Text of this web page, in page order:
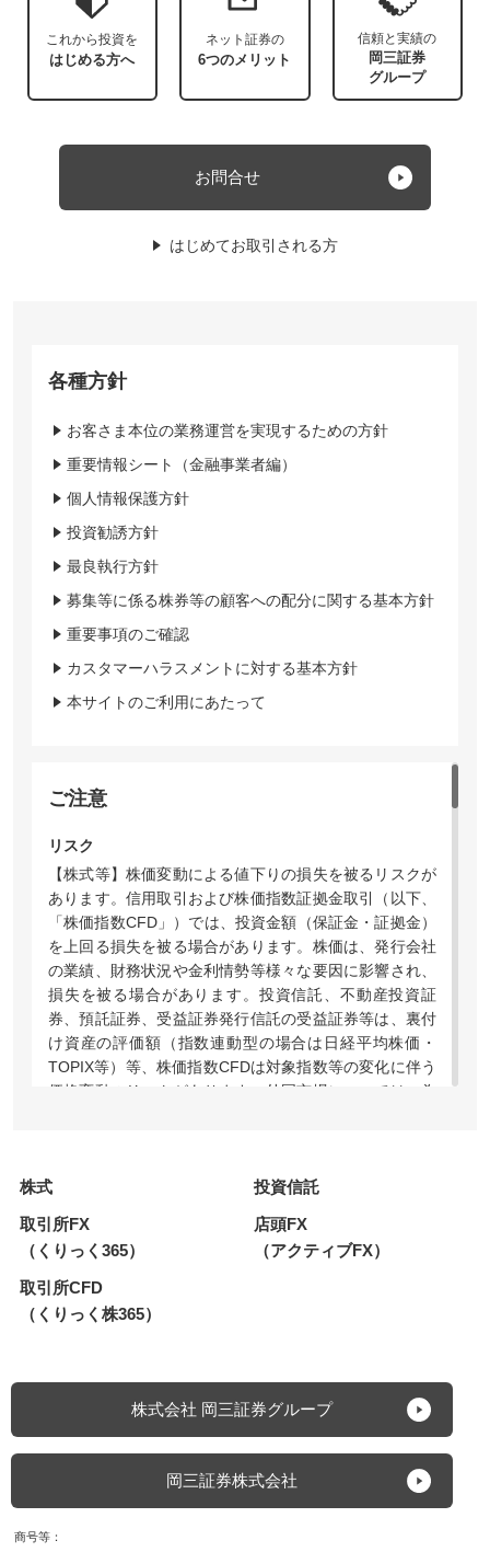
これから投資を
はじめる方へ
ネット証券の
6つのメリット
信頼と実績の
岡三証券
グループ
お問合せ
はじめてお取引される方
各種方針
お客さま本位の業務運営を実現するための方針
重要情報シート（金融事業者編）
個人情報保護方針
投資勧誘方針
最良執行方針
募集等に係る株券等の顧客への配分に関する基本方針
重要事項のご確認
カスタマーハラスメントに対する基本方針
本サイトのご利用にあたって
ご注意
リスク
【株式等】株価変動による値下りの損失を被るリスクが
あります。信用取引および株価指数証拠金取引（以下、
「株価指数CFD」）では、投資金額（保証金・証拠金）
を上回る損失を被る場合があります。株価は、発行会社
の業績、財務状況や金利情勢等様々な要因に影響され、
損失を被る場合があります。投資信託、不動産投資証
券、預託証券、受益証券発行信託の受益証券等は、裏付
け資産の評価額（指数連動型の場合は日経平均株価・
TOPIX等）等、株価指数CFDは対象指数等の変化に伴う
価格変動のリスクがあります。外国市場については、為
率は、2営業日以上の期間の場合、同期間の原指数の上
昇率・下落率に一定の倍率を乗じたものとは通常一致せ
ず、それが長期にわたり継続することにより、期待した
投資効果が得られないおそれがあります。上場新株予約
権証券は、上場期間・権利行使期間が短期間の期限付き
の有価証券であり、上場期間内に売却するか権利行使期
株価指数CFDでは建玉を保有し続けることにより金利相
当額・配当相当額の受け払いが発生します。【FX】外国
を超える取引ができるため、対象通貨の為替相場の変動
により損益が大きく変動し、投資元本（証拠金）を上回
株式
投資信託
取引所FX
（くりっく365）
店頭FX
（アクティブFX）
取引所CFD
（くりっく株365）
株式会社 岡三証券グループ
岡三証券株式会社
商号等